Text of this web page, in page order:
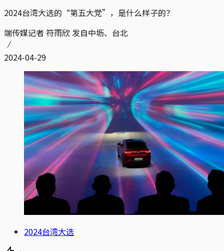
2024台湾大选的“第五大党”，是什么样子的？
端传媒记者 符雨欣 发自中坜、台北
2024-04-29
2024台湾大选